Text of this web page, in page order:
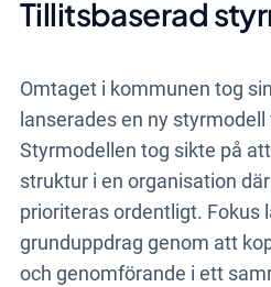
Tillitsbaserad
Omtaget i kommunen tog
lanserades en ny
Styrmodellen tog sikte på
struktur i en organisation
prioriteras ordentligt. Fokus
grunduppdrag genom att
och genomförande i ett